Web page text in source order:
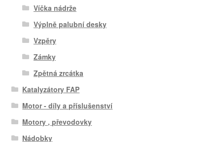
Víčka nádrže
Výplně palubní desky
Vzpěry
Zámky
Zpětná zrcátka
Katalyzátory FAP
Motor - díly a příslušenství
Motory , převodovky
Nádobky